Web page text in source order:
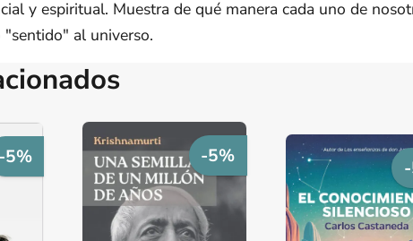
y espiritual. Muestra de qué manera cada uno de
al universo.
-5% -5%